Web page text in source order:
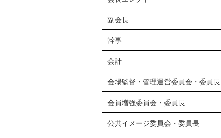
副会長
幹事
会計
会場監督・管理運営委員会・委員長
会員増強委員会・委員長
公共イメージ委員会・委員長